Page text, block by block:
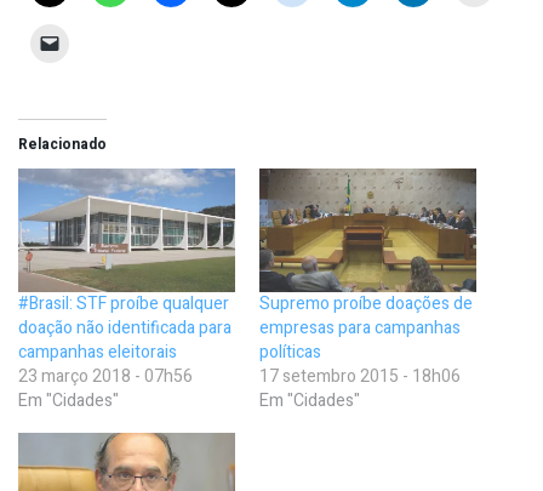
Relacionado
#Brasil: STF proíbe qualquer
doação não identificada para
campanhas eleitorais
23 março 2018 - 07h56
Em "Cidades"
Supremo proíbe doações de
empresas para campanhas
políticas
17 setembro 2015 - 18h06
Em "Cidades"